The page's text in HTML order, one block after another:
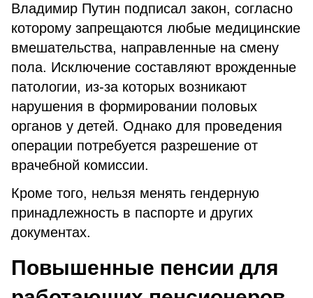
Владимир Путин подписал закон, согласно
которому запрещаются любые медицинские
вмешательства, направленные на смену
пола. Исключение составляют врожденные
патологии, из-за которых возникают
нарушения в формировании половых
органов у детей. Однако для проведения
операции потребуется разрешение от
врачебной комиссии.
Кроме того, нельзя менять гендерную
принадлежность в паспорте и других
документах.
Повышенные пенсии для